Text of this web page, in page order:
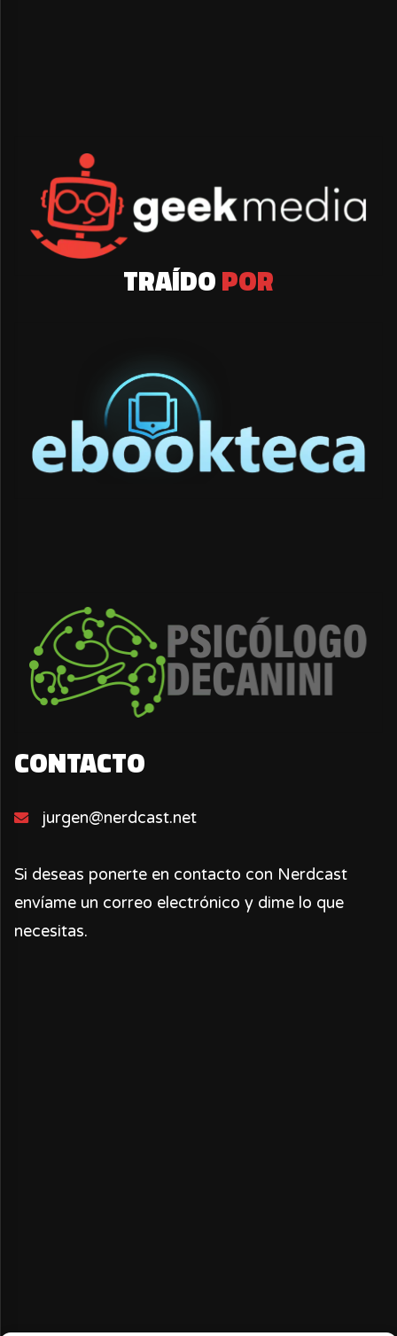
TRAÍDOPOR
CONTACTO
jurgen@nerdcast.net
Si deseas ponerte en contacto con Nerdcast
envíame un correo electrónico y dime lo que
necesitas.